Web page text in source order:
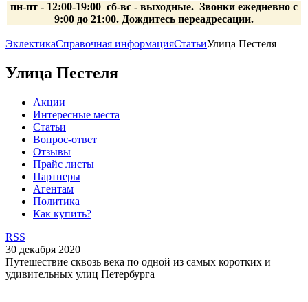
пн-пт - 12:00-19:00 сб-вс - выходные. Звонки ежедневно с
9:00 до 21:00. Дождитесь переадресации.
ЭклектикаСправочная информацияСтатьиУлица Пестеля
Улица Пестеля
Акции
Интересные места
Статьи
Вопрос-ответ
Отзывы
Прайс листы
Партнеры
Агентам
Политика
Как купить?
RSS
30 декабря 2020
Путешествие сквозь века по одной из самых коротких и
удивительных улиц Петербурга